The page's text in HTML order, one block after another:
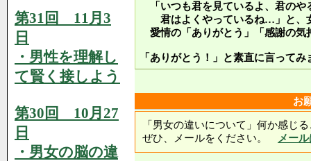
第31回 11月3
日
・男性を理解し
て賢く接しよう
第30回 10月27
日
・男女の脳の違
「いつも君を見ているよ、君のや
君はよくやっているね…」と、
愛情の「ありがとう」「感謝の気
「ありがとう！」と素直に言ってみ
お
「男女の違いについて」何か感じ
ぜひ、メールをください。
メー